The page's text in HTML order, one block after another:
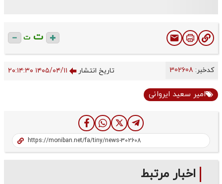
ت ت
کدخبر: تاریخ انتشار ۱۴۰۵/۰۴/۱۱ ۲۰:۱۴:۳۰
امیر سعید ایروانی
اخبار مرتبط